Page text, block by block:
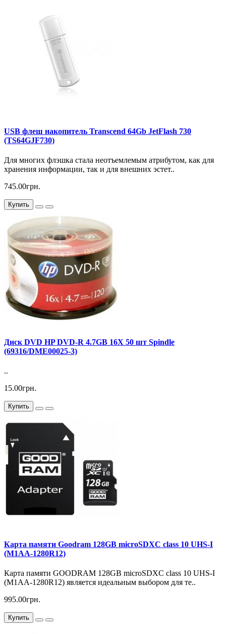
USB флеш накопитель Transcend 64Gb JetFlash 730
(TS64GJF730)
Для многих флэшка стала неотъемлемым атрибутом, как для
хранения информации, так и для внешних эстет..
745.00грн.
Купить
Диск DVD HP DVD-R 4.7GB 16X 50 шт Spindle
(69316/DME00025-3)
..
15.00грн.
Купить
Карта памяти Goodram 128GB microSDXC class 10 UHS-I
(M1AA-1280R12)
Карта памяти GOODRAM 128GB microSDXC class 10 UHS-I
(M1AA-1280R12) является идеальным выбором для те..
995.00грн.
Купить